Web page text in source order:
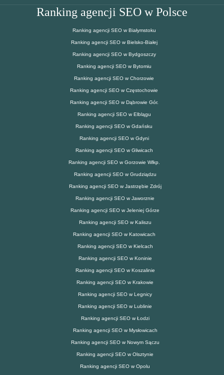
Ranking agencji SEO w Polsce
Ranking agencji SEO w Białymstoku
Ranking agencji SEO w Bielsko-Białej
Ranking agencji SEO w Bydgoszczy
Ranking agencji SEO w Bytomiu
Ranking agencji SEO w Chorzowie
Ranking agencji SEO w Częstochowie
Ranking agencji SEO w Dąbrowie Gór.
Ranking agencji SEO w Elblągu
Ranking agencji SEO w Gdańsku
Ranking agencji SEO w Gdyni
Ranking agencji SEO w Gliwicach
Ranking agencji SEO w Gorzowie Wlkp.
Ranking agencji SEO w Grudziądzu
Ranking agencji SEO w Jastrzębie Zdrój
Ranking agencji SEO w Jaworznie
Ranking agencji SEO w Jeleniej Górze
Ranking agencji SEO w Kaliszu
Ranking agencji SEO w Katowicach
Ranking agencji SEO w Kielcach
Ranking agencji SEO w Koninie
Ranking agencji SEO w Koszalinie
Ranking agencji SEO w Krakowie
Ranking agencji SEO w Legnicy
Ranking agencji SEO w Lublinie
Ranking agencji SEO w Łodzi
Ranking agencji SEO w Mysłowicach
Ranking agencji SEO w Nowym Sączu
Ranking agencji SEO w Olsztynie
Ranking agencji SEO w Opolu